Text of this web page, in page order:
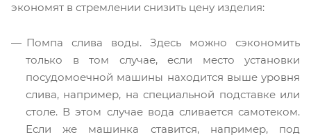
экономят в стремлении снизить цену изделия:
Помпа слива воды. Здесь можно сэкономить
только в том случае, если место установки
посудомоечной машины находится выше уровня
слива, например, на специальной подставке или
столе. В этом случае вода сливается самотеком.
Если же машинка ставится, например, под